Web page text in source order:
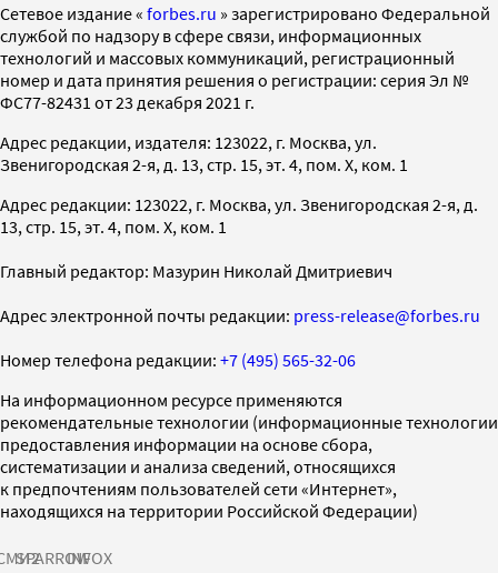
Cетевое издание « forbes.ru » зарегистрировано Федеральной
службой по надзору в сфере связи, информационных
технологий и массовых коммуникаций, регистрационный
номер и дата принятия решения о регистрации: серия Эл №
ФС77-82431 от 23 декабря 2021 г.
Адрес редакции, издателя: 123022, г. Москва, ул.
Звенигородская 2-я, д. 13, стр. 15, эт. 4, пом. X, ком. 1
Адрес редакции: 123022, г. Москва, ул. Звенигородская 2-я, д.
13, стр. 15, эт. 4, пом. X, ком. 1
Главный редактор: Мазурин Николай Дмитриевич
Адрес электронной почты редакции: press-release@forbes.ru
Номер телефона редакции: +7 (495) 565-32-06
На информационном ресурсе применяются
рекомендательные технологии (информационные технологии
предоставления информации на основе сбора,
систематизации и анализа сведений, относящихся
к предпочтениям пользователей сети «Интернет»,
находящихся на территории Российской Федерации)
SPARROWINFOX